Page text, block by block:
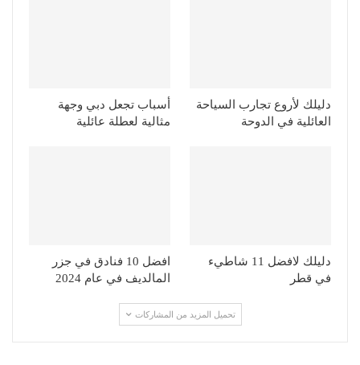
دليلك لأروع تجارب السياحة
العائلية في الدوحة
أسباب تجعل دبي وجهة
مثالية لعطلة عائلية
دليلك لافضل 11 شاطيء
في قطر
افضل 10 فنادق في جزر
المالديف في عام 2024
تحميل المزيد من المشاركات